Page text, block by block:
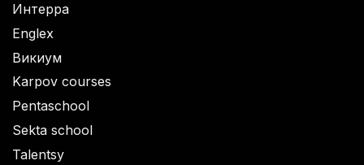
Интерра
Englex
Викиум
Karpov courses
Pentaschool
Sekta school
Talentsy